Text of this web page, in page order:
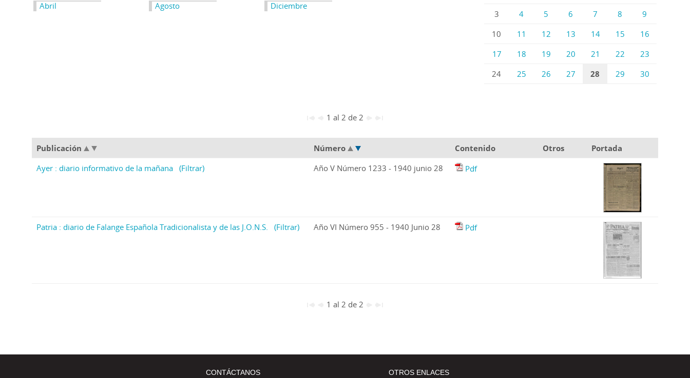
Abril
Agosto
Diciembre
3
4 5 6 7 8
9
10
11 12 13 14 15
16
17
18 19 20 21 22
23
24
25 26 27 28 29 30
1 al 2 de 2
Publicación Número Contenido Otros
Portada
Ayer : diario informativo de la mañana (Filtrar) Año V Número 1233 - 1940 junio 28 Pdf
Patria : diario de Falange Española Tradicionalista y de las J.O.N.S. (Filtrar) Año VI Número 955 - 1940 Junio 28 Pdf
1 al 2 de 2
CONTÁCTANOS OTROS ENLACES